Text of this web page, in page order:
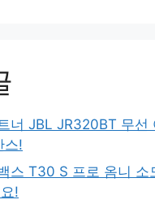
너 JBL JR320BT 무선
스!
스 T30 S 프로 옴니 소
!